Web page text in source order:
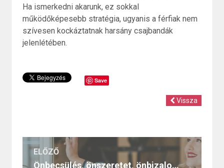
Ha ismerkedni akarunk, ez sokkal
működőképesebb stratégia, ugyanis a férfiak nem
szívesen kockáztatnak harsány csajbandák
jelenlétében.
Save
Vissza
ELŐZŐ
Önbecsülés, önszeretet, önbizalom – a Sugar Baby fegyverei